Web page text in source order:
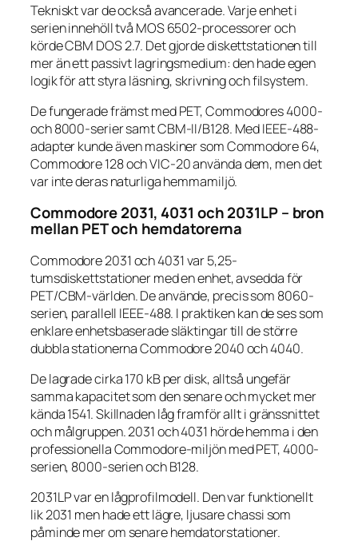
Tekniskt var de också avancerade. Varje enhet i
serien innehöll två MOS 6502-processorer och
körde CBM DOS 2.7. Det gjorde diskettstationen till
mer än ett passivt lagringsmedium: den hade egen
logik för att styra läsning, skrivning och filsystem.
De fungerade främst med PET, Commodores 4000-
och 8000-serier samt CBM-II/B128. Med IEEE-488-
adapter kunde även maskiner som Commodore 64,
Commodore 128 och VIC-20 använda dem, men det
var inte deras naturliga hemmamiljö.
Commodore 2031, 4031 och 2031LP – bron
mellan PET och hemdatorerna
Commodore 2031 och 4031 var 5,25-
tumsdiskettstationer med en enhet, avsedda för
PET/CBM-världen. De använde, precis som 8060-
serien, parallell IEEE-488. I praktiken kan de ses som
enklare enhetsbaserade släktingar till de större
dubbla stationerna Commodore 2040 och 4040.
De lagrade cirka 170 kB per disk, alltså ungefär
samma kapacitet som den senare och mycket mer
kända 1541. Skillnaden låg framför allt i gränssnittet
och målgruppen. 2031 och 4031 hörde hemma i den
professionella Commodore-miljön med PET, 4000-
serien, 8000-serien och B128.
2031LP var en lågprofilmodell. Den var funktionellt
lik 2031 men hade ett lägre, ljusare chassi som
påminde mer om senare hemdatorstationer.